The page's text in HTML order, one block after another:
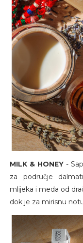
MILK & HONEY-
za područje
mlijeka i meda od
dok je za mirisnu